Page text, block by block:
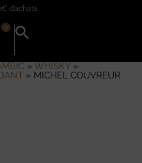
d’achats
0
Search
for:
» WHISKY»
» MICHEL COUVREUR